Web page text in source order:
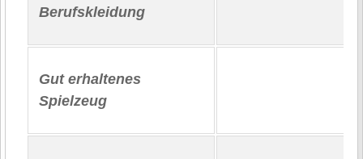
Berufskleidung
Gut erhaltenes
Spielzeug